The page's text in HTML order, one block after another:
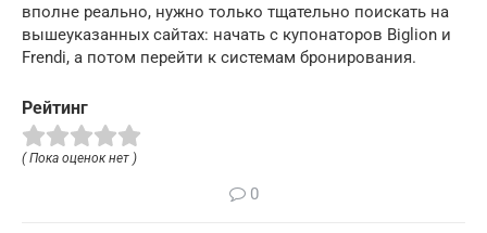
вполне реально, нужно только тщательно поискать на
вышеуказанных сайтах: начать с купонаторов Biglion и
Frendi, а потом перейти к системам бронирования.
Рейтинг
( Пока оценок нет )
0